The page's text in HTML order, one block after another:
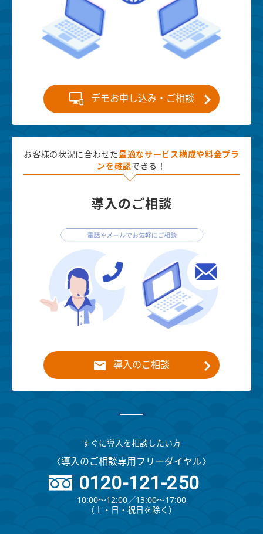
デモお申し込み・ご相談
お客様の状況に合わせた最適なサービス構成や料金プラ
ンを確認 できる！
導入のご相談
導入のご相談
すぐに導入を相談したい方
〈導入のご相談専用フリーダイヤル〉
0120-121-250
10:00～12:00∕13:00～17:00
（⼟・⽇・祝⽇を除く）